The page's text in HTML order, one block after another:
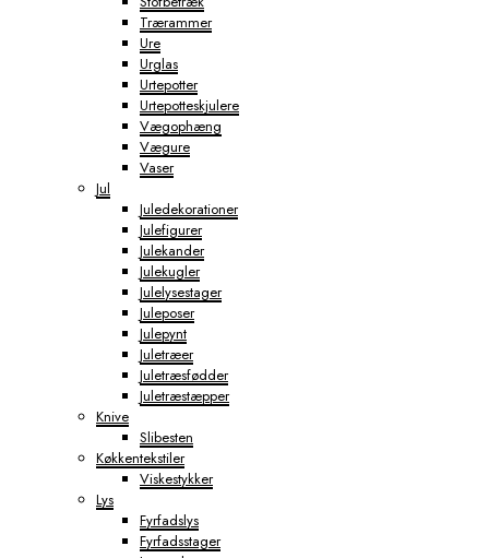
Trærammer
Ure
Urglas
Urtepotter
Urtepotteskjulere
Vægophæng
Vægure
Vaser
Jul
Juledekorationer
Julefigurer
Julekander
Julekugler
Julelysestager
Juleposer
Julepynt
Juletræer
Juletræsfødder
Juletræstæpper
Knive
Slibesten
Køkkentekstiler
Viskestykker
Lys
Fyrfadslys
Fyrfadsstager